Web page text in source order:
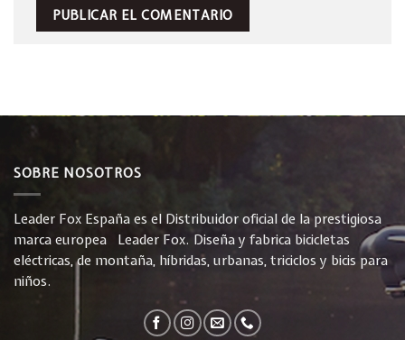
SOBRE NOSOTROS
Leader Fox España es el Distribuidor oficial de la prestigiosa
marca europea Leader Fox. Diseña y fabrica bicicletas
eléctricas, de montaña, híbridas, urbanas, triciclos y bicis para
niños.